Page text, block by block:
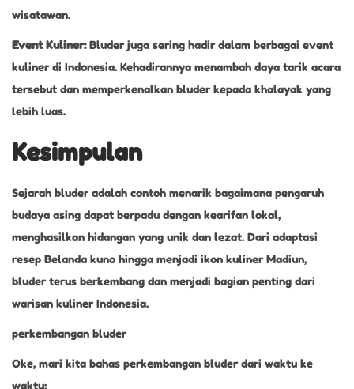
wisatawan.
Event Kuliner:Bluder juga sering hadir dalam berbagai event
kuliner di Indonesia. Kehadirannya menambah daya tarik acara
tersebut dan memperkenalkan bluder kepada khalayak yang
lebih luas.
Kesimpulan
Sejarah bluder adalah contoh menarik bagaimana pengaruh
budaya asing dapat berpadu dengan kearifan lokal,
menghasilkan hidangan yang unik dan lezat. Dari adaptasi
resep Belanda kuno hingga menjadi ikon kuliner Madiun,
bluder terus berkembang dan menjadi bagian penting dari
warisan kuliner Indonesia.
perkembangan bluder
Oke, mari kita bahas perkembangan bluder dari waktu ke
waktu: